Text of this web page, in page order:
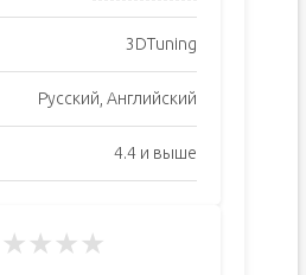
3DTuning
Русский, Английский
4.4 и выше
★★★★